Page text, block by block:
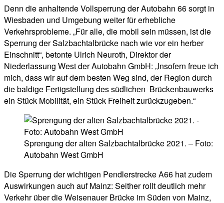
Denn die anhaltende Vollsperrung der Autobahn 66 sorgt in
Wiesbaden und Umgebung weiter für erhebliche
Verkehrsprobleme. „Für alle, die mobil sein müssen, ist die
Sperrung der Salzbachtalbrücke nach wie vor ein herber
Einschnitt“, betonte Ulrich Neuroth, Direktor der
Niederlassung West der Autobahn GmbH: „Insofern freue ich
mich, dass wir auf dem besten Weg sind, der Region durch
die baldige Fertigstellung des südlichen Brückenbauwerks
ein Stück Mobilität, ein Stück Freiheit zurückzugeben.“
Sprengung der alten Salzbachtalbrücke 2021. – Foto:
Autobahn West GmbH
Die Sperrung der wichtigen Pendlerstrecke A66 hat zudem
Auswirkungen auch auf Mainz: Seither rollt deutlich mehr
Verkehr über die Weisenauer Brücke im Süden von Mainz,